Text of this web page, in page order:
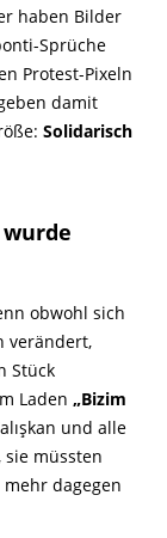
haben Bilder
Sprüche
Protest-Pixeln
damit
Solidarisch
obwohl sich
verändert,
Stück
Laden „Bizim
und alle
müssten
dagegen